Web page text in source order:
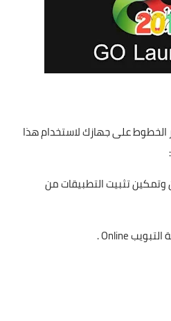
الخطوط على جهازك لاستخدام هذا
وتمكين تثبيت التطبيقات من